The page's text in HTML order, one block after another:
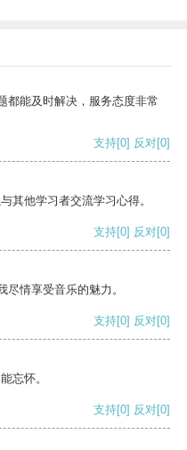
都能及时解决，服务态度非常
支持[0] 反对[0]
其他学习者交流学习心得。
支持[0] 反对[0]
情享受音乐的魅力。
支持[0] 反对[0]
忘怀。
支持[0] 反对[0]